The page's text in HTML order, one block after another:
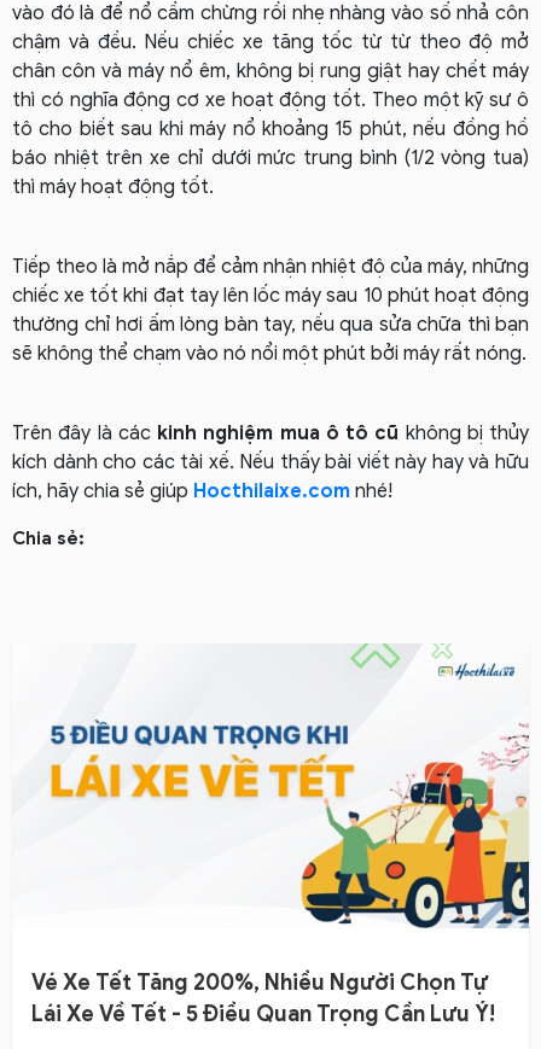
vào đó là để nổ cầm chừng rồi nhẹ nhàng vào số nhả côn
chậm và đều. Nếu chiếc xe tăng tốc từ từ theo độ mở
chân côn và máy nổ êm, không bị rung giật hay chết máy
thì có nghĩa động cơ xe hoạt động tốt. Theo một kỹ sư ô
tô cho biết sau khi máy nổ khoảng 15 phút, nếu đồng hồ
báo nhiệt trên xe chỉ dưới mức trung bình (1/2 vòng tua)
thì máy hoạt động tốt.
Tiếp theo là mở nắp để cảm nhận nhiệt độ của máy, những
chiếc xe tốt khi đạt tay lên lốc máy sau 10 phút hoạt động
thường chỉ hơi ấm lòng bàn tay, nếu qua sửa chữa thì bạn
sẽ không thể chạm vào nó nổi một phút bởi máy rất nóng.
Trên đây là các kinh nghiệm mua ô tô cũ không bị thủy
kích dành cho các tài xế. Nếu thấy bài viết này hay và hữu
ích, hãy chia sẻ giúp Hocthilaixe.com nhé!
Chia sẻ:
Vé Xe Tết Tăng 200%, Nhiều Người Chọn Tự
Lái Xe Về Tết - 5 Điều Quan Trọng Cần Lưu Ý!